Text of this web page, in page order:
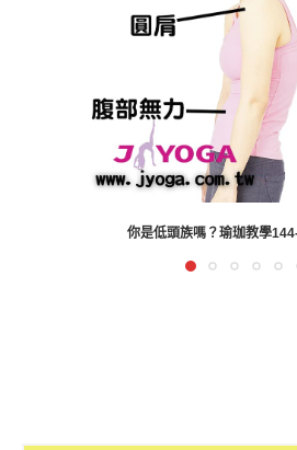
瑜珈有什麼？(一)